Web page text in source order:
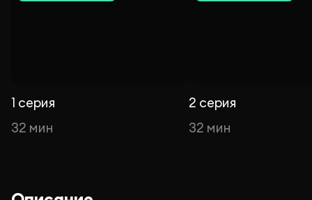
1 серия
32 мин
2 серия
32 мин